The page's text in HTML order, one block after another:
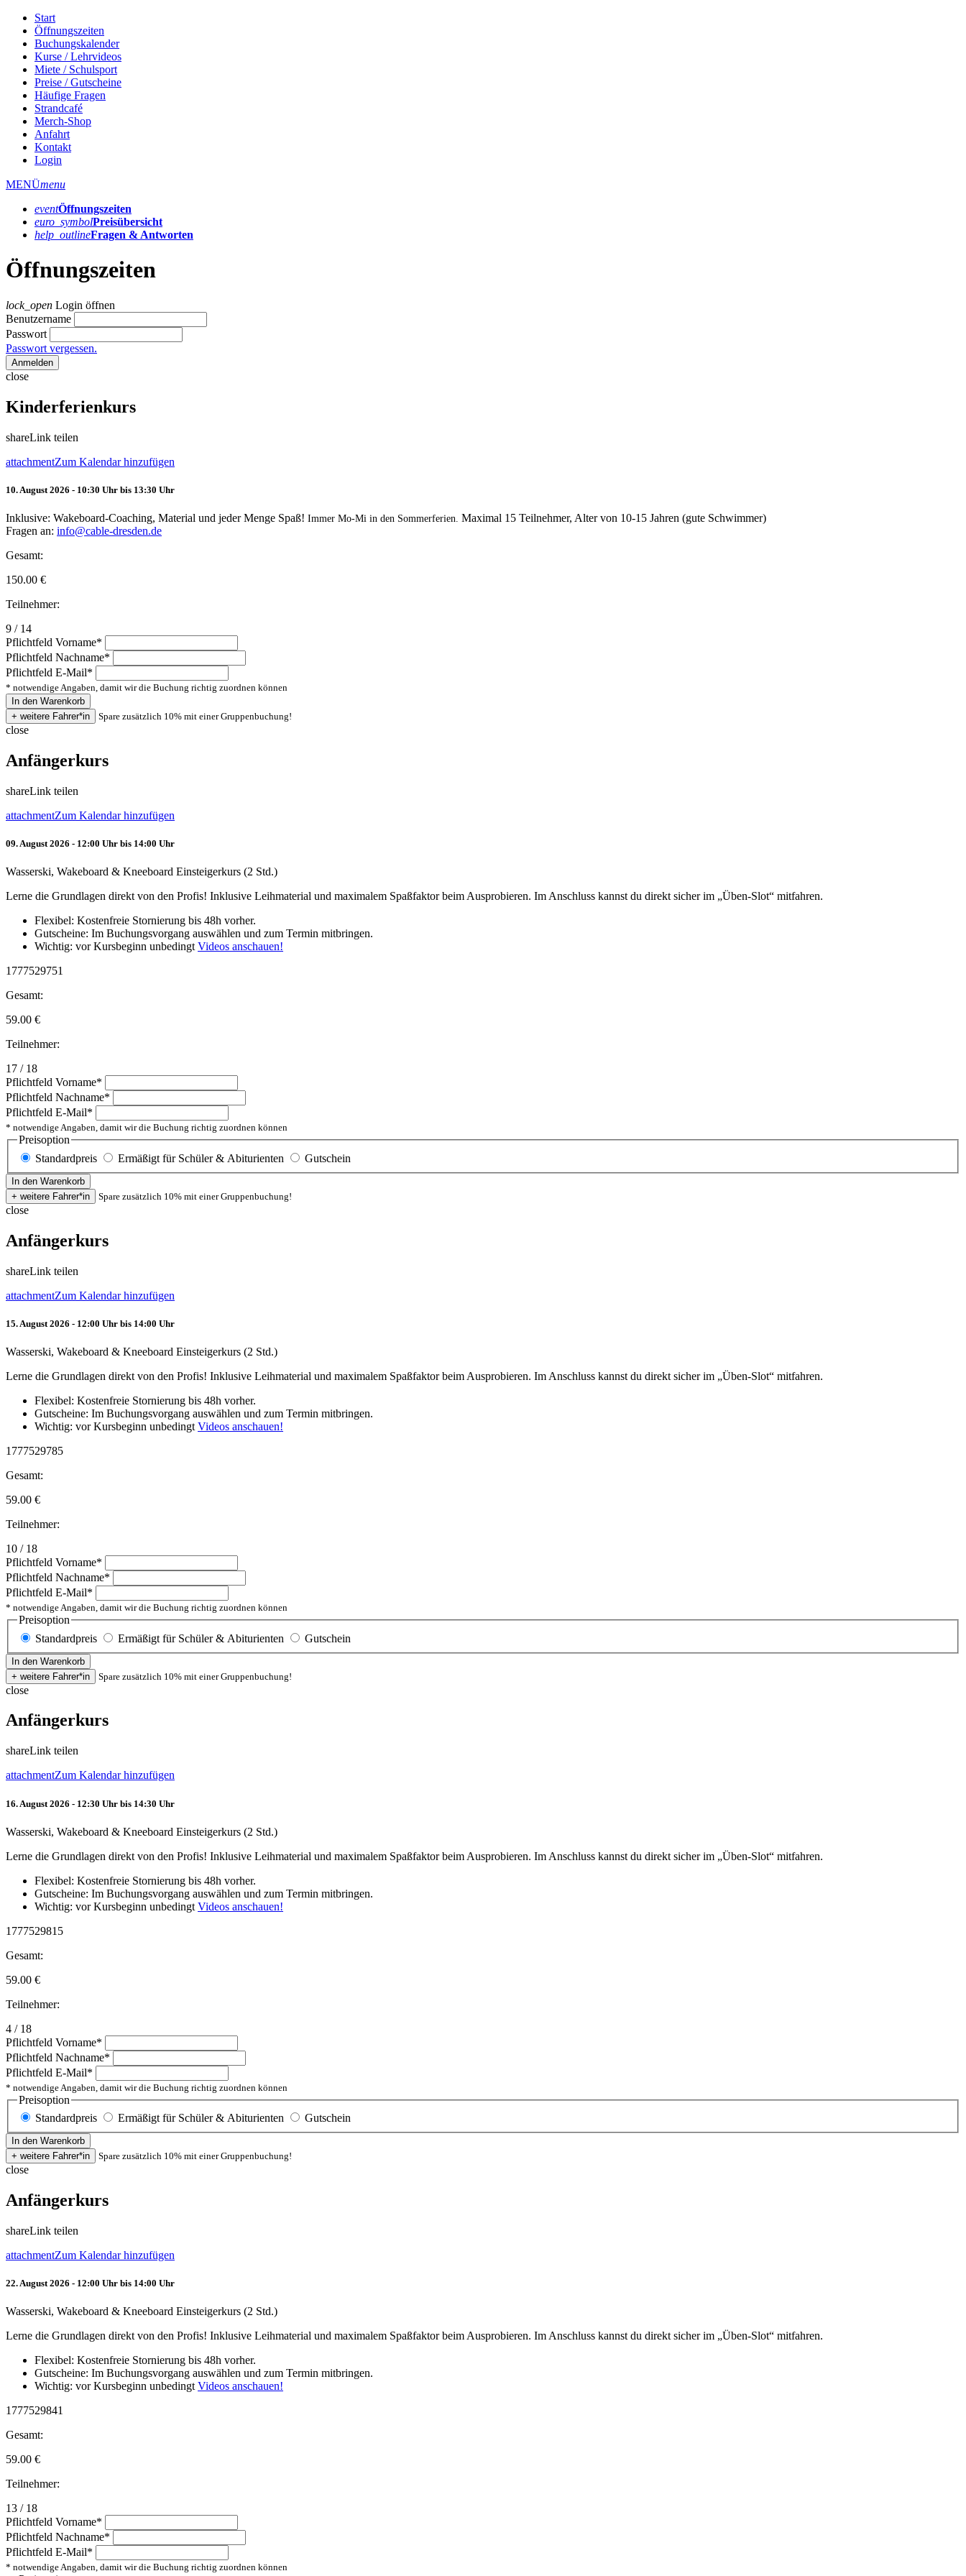
Start
Öffnungszeiten
Buchungskalender
Kurse / Lehrvideos
Miete / Schulsport
Preise / Gutscheine
Häufige Fragen
Strandcafé
Merch-Shop
Anfahrt
Kontakt
Login
MENÜmenu
eventÖffnungs­zeiten
euro_symbolPreis­übersicht
help_outlineFragen & Antworten
Öffnungszeiten
lock_open Login öffnen
Benutzername
Passwort
Passwort vergessen.
Anmelden
close
Kinderferienkurs
shareLink teilen
attachmentZum Kalendar hinzufügen
10. August 2026 - 10:30 Uhr bis 13:30 Uhr
Inklusive: Wakeboard-Coaching, Material und jeder Menge Spaß! Immer Mo-Mi in den Sommerferien. Maximal 15 Teilnehmer, Alter von 10-15 Jahren (gute Schwimmer)
Fragen an: info@cable-dresden.de
Gesamt:
150.00 €
Teilnehmer:
9 / 14
Pflichtfeld Vorname*
Pflichtfeld Nachname*
Pflichtfeld E-Mail*
* notwendige Angaben, damit wir die Buchung richtig zuordnen können
Spare zusätzlich 10% mit einer Gruppenbuchung!
close
Anfängerkurs
shareLink teilen
attachmentZum Kalendar hinzufügen
09. August 2026 - 12:00 Uhr bis 14:00 Uhr
Wasserski, Wakeboard & Kneeboard Einsteigerkurs (2 Std.)
Lerne die Grundlagen direkt von den Profis! Inklusive Leihmaterial und maximalem Spaßfaktor beim Ausprobieren. Im Anschluss kannst du direkt sicher im „Üben-Slot“ mitfahren.
Flexibel: Kostenfreie Stornierung bis 48h vorher.
Gutscheine: Im Buchungsvorgang auswählen und zum Termin mitbringen.
Wichtig: vor Kursbeginn unbedingt Videos anschauen!
1777529751
Gesamt:
59.00 €
Teilnehmer:
17 / 18
Pflichtfeld Vorname*
Pflichtfeld Nachname*
Pflichtfeld E-Mail*
* notwendige Angaben, damit wir die Buchung richtig zuordnen können
Preisoption
Standardpreis
Ermäßigt für Schüler & Abiturienten Gutschein
Spare zusätzlich 10% mit einer Gruppenbuchung!
close
Anfängerkurs
shareLink teilen
attachmentZum Kalendar hinzufügen
15. August 2026 - 12:00 Uhr bis 14:00 Uhr
Wasserski, Wakeboard & Kneeboard Einsteigerkurs (2 Std.)
Lerne die Grundlagen direkt von den Profis! Inklusive Leihmaterial und maximalem Spaßfaktor beim Ausprobieren. Im Anschluss kannst du direkt sicher im „Üben-Slot“ mitfahren.
Flexibel: Kostenfreie Stornierung bis 48h vorher.
Gutscheine: Im Buchungsvorgang auswählen und zum Termin mitbringen.
Wichtig: vor Kursbeginn unbedingt Videos anschauen!
1777529785
Gesamt:
59.00 €
Teilnehmer:
10 / 18
Pflichtfeld Vorname*
Pflichtfeld Nachname*
Pflichtfeld E-Mail*
* notwendige Angaben, damit wir die Buchung richtig zuordnen können
Preisoption
Standardpreis
Ermäßigt für Schüler & Abiturienten Gutschein
Spare zusätzlich 10% mit einer Gruppenbuchung!
close
Anfängerkurs
shareLink teilen
attachmentZum Kalendar hinzufügen
16. August 2026 - 12:30 Uhr bis 14:30 Uhr
Wasserski, Wakeboard & Kneeboard Einsteigerkurs (2 Std.)
Lerne die Grundlagen direkt von den Profis! Inklusive Leihmaterial und maximalem Spaßfaktor beim Ausprobieren. Im Anschluss kannst du direkt sicher im „Üben-Slot“ mitfahren.
Flexibel: Kostenfreie Stornierung bis 48h vorher.
Gutscheine: Im Buchungsvorgang auswählen und zum Termin mitbringen.
Wichtig: vor Kursbeginn unbedingt Videos anschauen!
1777529815
Gesamt:
59.00 €
Teilnehmer:
4 / 18
Pflichtfeld Vorname*
Pflichtfeld Nachname*
Pflichtfeld E-Mail*
* notwendige Angaben, damit wir die Buchung richtig zuordnen können
Preisoption
Standardpreis
Ermäßigt für Schüler & Abiturienten Gutschein
Spare zusätzlich 10% mit einer Gruppenbuchung!
close
Anfängerkurs
shareLink teilen
attachmentZum Kalendar hinzufügen
22. August 2026 - 12:00 Uhr bis 14:00 Uhr
Wasserski, Wakeboard & Kneeboard Einsteigerkurs (2 Std.)
Lerne die Grundlagen direkt von den Profis! Inklusive Leihmaterial und maximalem Spaßfaktor beim Ausprobieren. Im Anschluss kannst du direkt sicher im „Üben-Slot“ mitfahren.
Flexibel: Kostenfreie Stornierung bis 48h vorher.
Gutscheine: Im Buchungsvorgang auswählen und zum Termin mitbringen.
Wichtig: vor Kursbeginn unbedingtVideos anschauen!
1777529841
Gesamt:
59.00 €
Teilnehmer:
13 / 18
Pflichtfeld Vorname*
Pflichtfeld Nachname*
Pflichtfeld E-Mail*
* notwendige Angaben, damit wir die Buchung richtig zuordnen können